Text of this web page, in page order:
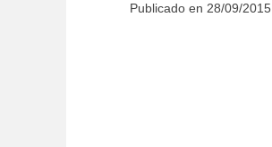
Publicado en 28/09/2015